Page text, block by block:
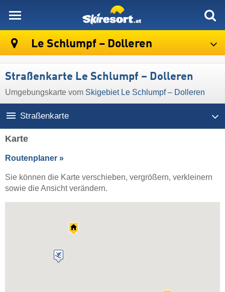
Le Schlumpf – Dolleren
Straßenkarte Le Schlumpf – Dolleren
Umgebungskarte vom Skigebiet Le Schlumpf – Dolleren
Straßenkarte
Karte
Routenplaner »
Sie können die Karte verschieben, vergrößern, verkleinern
sowie die Ansicht verändern.